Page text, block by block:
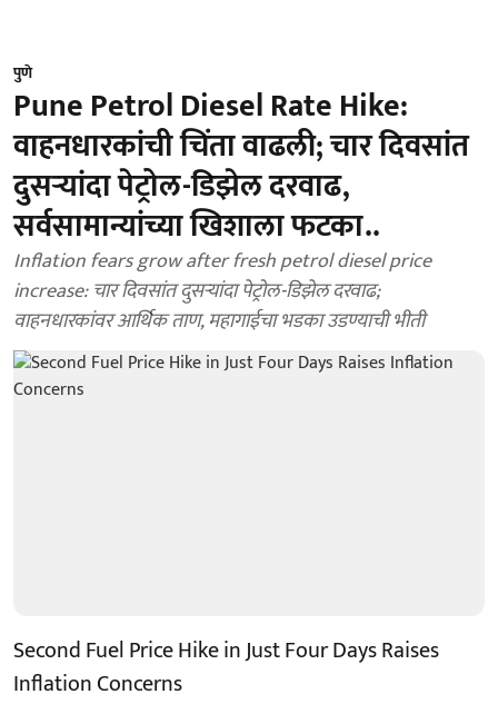
पुणे
Pune Petrol Diesel Rate Hike:
वाहनधारकांची चिंता वाढली; चार दिवसांत
दुसऱ्यांदा पेट्रोल-डिझेल दरवाढ,
सर्वसामान्यांच्या खिशाला फटका..
Inflation fears grow after fresh petrol diesel price
increase: चार दिवसांत दुसऱ्यांदा पेट्रोल-डिझेल दरवाढ;
वाहनधारकांवर आर्थिक ताण, महागाईचा भडका उडण्याची भीती
Second Fuel Price Hike in Just Four Days Raises
Inflation Concerns